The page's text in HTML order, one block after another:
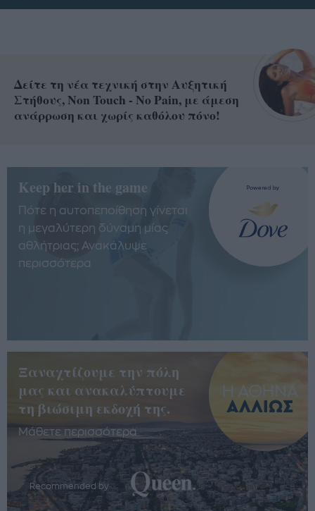
Δείτε τη νέα τεχνική στην Αυξητική
Στήθους, Non Touch - No Pain, με άμεση
ανάρρωση και χωρίς καθόλου πόνο!
Keep her in the game
Πότε η αυτοπεποίθηση γίνεται
η μεγαλύτερη δύναμη μίας
αθλήτριας; Ανακάλυψε
περισσότερα
Ξαναχτίζουμε την πόλη
μας και ανακαλύπτουμε
τη βιώσιμη εκδοχή της.
Μάθετε περισσότερα
Recommended by